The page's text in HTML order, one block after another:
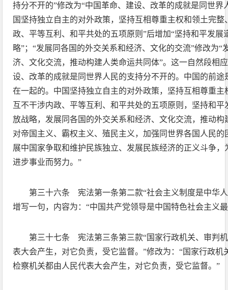
持分不开的”修改为“中国革命、建设、改革的成就是同世界
国坚持独立自主的对外政策，坚持互相尊重主权和领土完
政、平等互利、和平共处的五项原则”后增加“坚持和平发展
略”；“发展同各国的外交关系和经济、文化的交流”修改为“
济、文化交流，推动构建人类命运共同体”。这一自然段相
设、改革的成就是同世界人民的支持分不开的。中国的前
在一起的。中国坚持独立自主的对外政策，坚持互相尊重
互不干涉内政、平等互利、和平共处的五项原则，坚持和
放战略，发展同各国的外交关系和经济、文化交流，推动
对帝国主义、霸权主义、殖民主义，加强同世界各国人民
展中国家争取和维护民族独立、发展民族经济的正义斗争
进步事业而努力。”
第三十六条 宪法第一条第二款“社会主义制度是中华
增写一句，内容为：“中国共产党领导是中国特色社会主义
第三十七条 宪法第三条第三款“国家行政机关、审判
表大会产生，对它负责，受它监督。”修改为：“国家行政机
检察机关都由人民代表大会产生，对它负责，受它监督。”